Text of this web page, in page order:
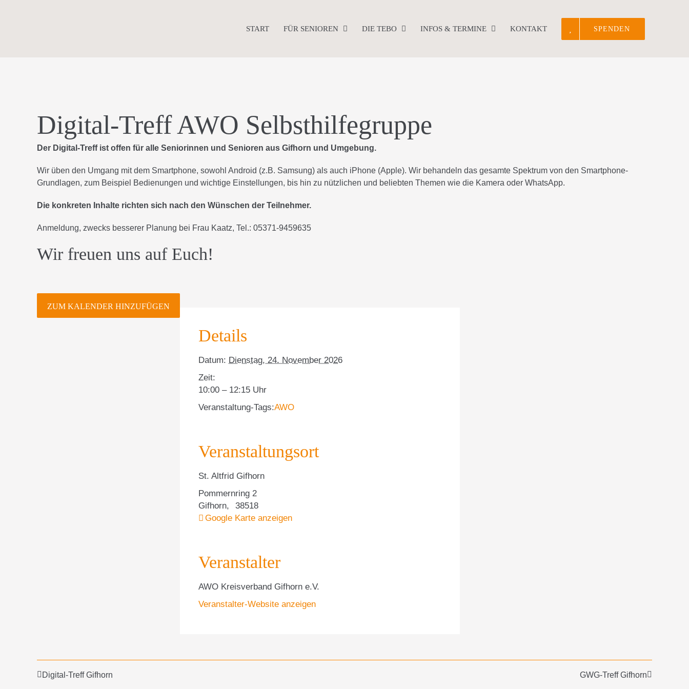
START FÜR SENIOREN DIE TEBO INFOS & TERMINE KONTAKT SPENDEN
Digital-Treff AWO Selbsthilfegruppe
Der Digital-Treff ist offen für alle Seniorinnen und Senioren aus Gifhorn und Umgebung.
Wir üben den Umgang mit dem Smartphone, sowohl Android (z.B. Samsung) als auch iPhone (Apple). Wir behandeln das gesamte Spektrum von den Smartphone-
Grundlagen, zum Beispiel Bedienungen und wichtige Einstellungen, bis hin zu nützlichen und beliebten Themen wie die Kamera oder WhatsApp.
Die konkreten Inhalte richten sich nach den Wünschen der Teilnehmer.
Anmeldung, zwecks besserer Planung bei Frau Kaatz, Tel.: 05371-9459635
Wir freuen uns auf Euch!
ZUM KALENDER HINZUFÜGEN
Details
Datum: Dienstag, 24. November 2026
Zeit:
10:00 – 12:15
Veranstaltung-Tags:AWO
Veranstaltungsort
St. Altfrid Gifhorn
Pommernring 2
Gifhorn,
38518
Google Karte anzeigen
Veranstalter
AWO Kreisverband Gifhorn e.V.
Veranstalter-Website anzeigen
Digital-Treff Gifhorn GWG-Treff Gifhorn